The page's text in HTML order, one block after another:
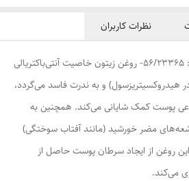
نظرات کاربران
شماره پروانه بهداشتی ساخت: 56/23365- روغن زیتون خاصیت آنتی‌باکتریالی
داشته (بخاطر وجود ترکیب نادر هیدروکسی‎تریزسول) و به ندرت فاسد می‌گردد،
پوست کمک شایانی می‌کند. همچنین به
مضر خورشید (مانند آفتاب سوختگی)
روغن از ایجاد سرطان پوست حاصل از
می‌کند.